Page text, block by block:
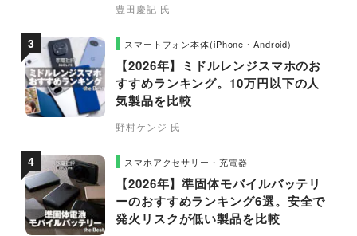
豊田慶記 氏
スマートフォン本体(iPhone・Android)
【2026年】ミドルレンジスマホのお
すすめランキング。10万円以下の人
気製品を比較
野村ケンジ 氏
スマホアクセサリー・充電器
【2026年】準固体モバイルバッテリ
ーのおすすめランキング6選。安全で
発火リスクが低い製品を比較